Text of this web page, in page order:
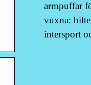
armpuffar
vuxna:
intersport